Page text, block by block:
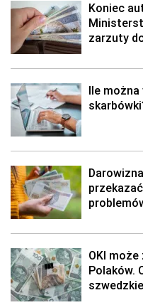
Koniec
zarzuty
Ile
OKI
Polaków.